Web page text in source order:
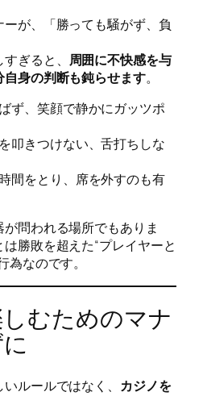
が、「勝っても騒がず、負
ぎると、 周囲に不快感を与
身の判断も鈍らせます。
ず、笑顔で静かにガッツポ
叩きつけない、舌打ちしな
間をとり、席を外すのも有
問われる場所でもありま
勝敗を超えた“プレイヤーと
為なのです。
しむためのマナ
ルールではなく、 カジノを